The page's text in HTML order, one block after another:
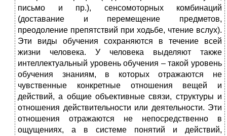
письмо и пр.), сенсомоторных комбинаций
(доставание и перемещение предметов,
преодоление препятствий при ходьбе, чтение вслух).
Эти виды обучения сохраняются в течение всей
жизни человека. У человека выделяют также
интеллектуальный уровень обучения – такой уровень
обучения знаниям, в которых отражаются не
чувственные конкретные отношения вещей и
действий, а общие объективные связи, структуры и
отношения действительности или деятельности. Эти
отношения отражаются не непосредственно в
ощущениях, а в системе понятий и действий,